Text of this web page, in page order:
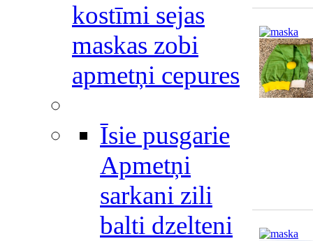
kostīmi sejas
maskas zobi
apmetņi cepures
Īsie pusgarie
Apmetņi
sarkani zili
balti dzelteni